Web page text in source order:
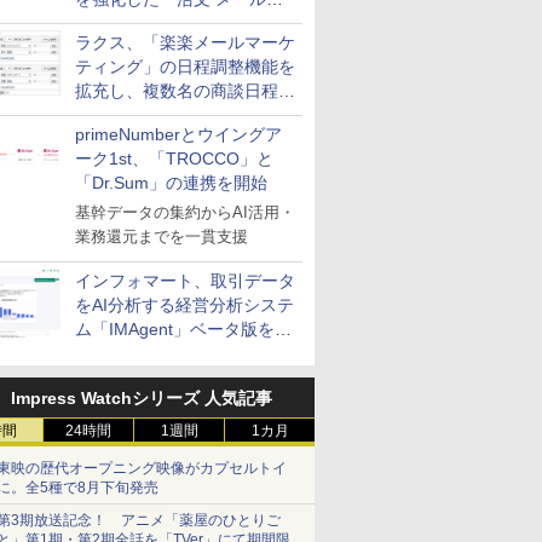
送信防止アドインサービス」
を提供
ラクス、「楽楽メールマーケ
ティング」の日程調整機能を
拡充し、複数名の商談日程調
整を効率化
primeNumberとウイングア
ーク1st、「TROCCO」と
「Dr.Sum」の連携を開始
基幹データの集約からAI活用・
業務還元までを一貫支援
インフォマート、取引データ
をAI分析する経営分析システ
ム「IMAgent」ベータ版を提
Impress Watchシリーズ 人気記事
24時間 1週間 1カ月
映の歴代オープニング映像がカプセルトイ
。全5種で8月下旬発売
3期放送記念！ アニメ「薬屋のひとりご